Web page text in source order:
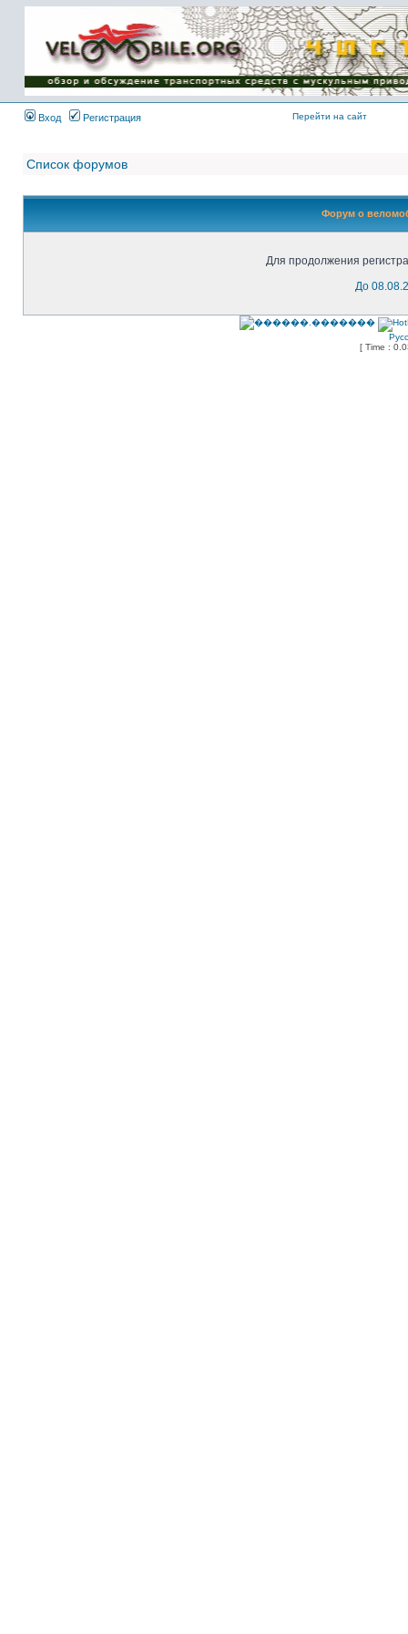
Имя пользователя:
Пароль:
{ LOG_ME_IN_SHORT
}
Вход
Регистрация Перейти на сайт
Список форумов
Форум о
Для продолжения
До
[ Time :